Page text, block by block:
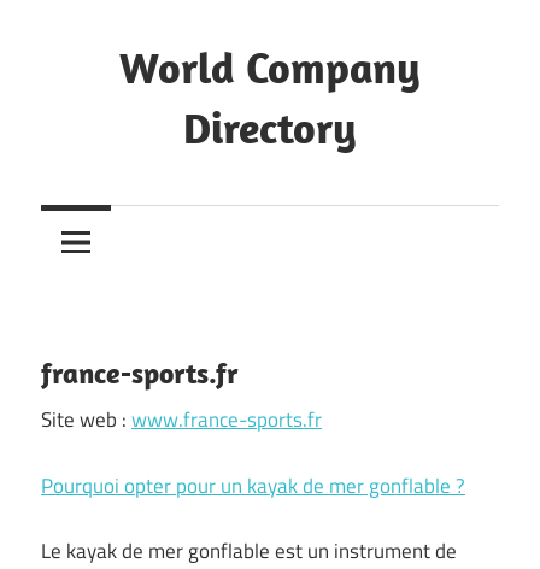
World Company
Directory
Big
Blog
france-sports.fr
Site web :www.france-sports.fr
Pourquoi opter pour un kayak de mer gonflable ?
Le kayak de mer gonflable est un instrument de